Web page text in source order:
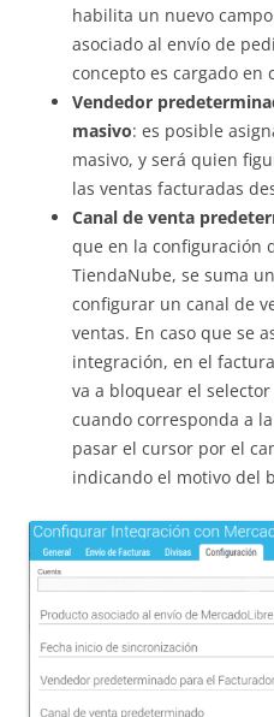
habilita un nuevo
asociado al envío de
concepto es cargado en
Vendedor
masivo: es posible
masivo, y será quien
las ventas facturadas
Canal de venta
que en la configuración
TiendaNube, se suma
configurar un canal de
ventas. En caso que se
integración, en el
va a bloquear el
cuando corresponda a
pasar el cursor por el
indicando el motivo del